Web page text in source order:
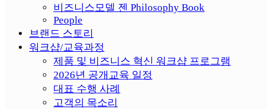
비즈니스모델 젠 Philosophy Book
People
브랜드 스토리
워크샵/교육과정
제품 및 비즈니스 혁신 워크샵 프로그램
2026년 공개교육 일정
대표 수행 사례
고객의 목소리